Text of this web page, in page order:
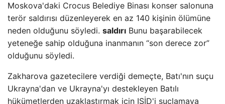
Moskova'daki Crocus Belediye Binası konser salonuna
terör saldırısı düzenleyerek en az 140 kişinin ölümüne
neden olduğunu söyledi. saldırı Bunu başarabilecek
yeteneğe sahip olduğuna inanmanın “son derece zor”
olduğunu söyledi.
Zakharova gazetecilere verdiği demeçte, Batı'nın suçu
Ukrayna'dan ve Ukrayna'yı destekleyen Batılı
hükümetlerden uzaklaştırmak için IŞİD'i suçlamaya